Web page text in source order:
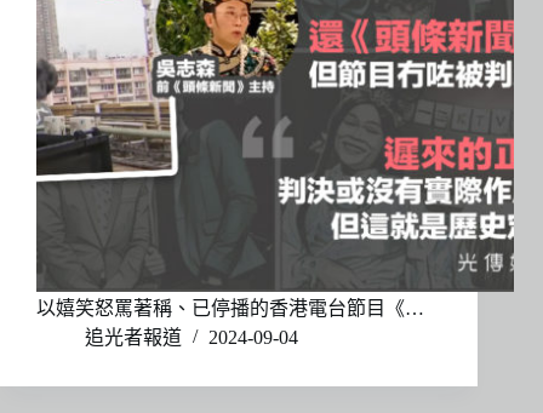
以嬉笑怒罵著稱、已停播的香港電台節目《…
追光者報道
2024-09-04